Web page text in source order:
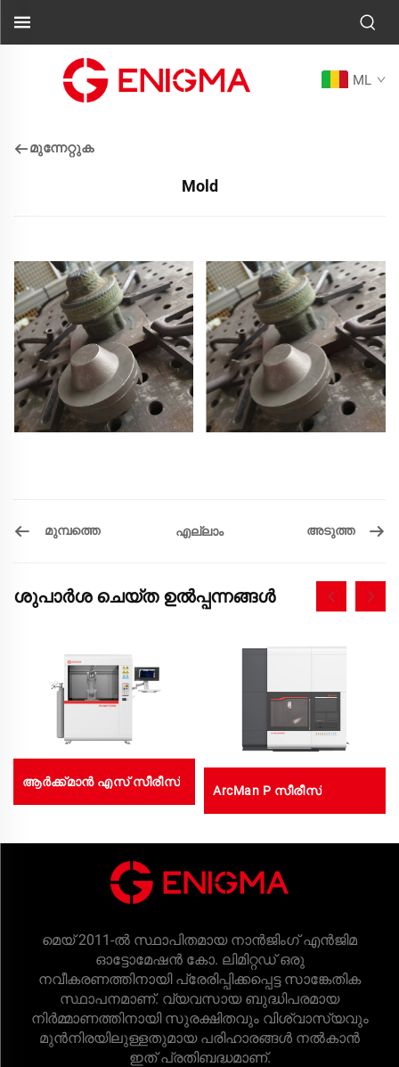
ML
മുന്നേറ്റുക
Mold
മുമ്പത്തെ എല്ലാം അടുത്ത
ശുപാർശ ചെയ്ത ഉൽപ്പന്നങ്ങൾ
ആർക്ക്മാൻ എസ് സീരീസ്
ArcMan P സീരീസ്
മെയ് 2011-ൽ സ്ഥാപിതമായ നാൻജിംഗ് എൻജിമ
ഓട്ടോമേഷൻ കോ. ലിമിറ്റഡ് ഒരു
നവീകരണത്തിനായി പ്രേരിപ്പിക്കപ്പെട്ട സാങ്കേതിക
സ്ഥാപനമാണ്. വ്യവസായ ബുദ്ധിപരമായ
നിർമ്മാണത്തിനായി സുരക്ഷിതവും വിശ്വാസ്യവും
മുൻനിരയിലുള്ളതുമായ പരിഹാരങ്ങൾ നൽകാൻ
ഇത് പ്രതിബദ്ധമാണ്.